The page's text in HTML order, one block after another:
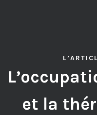
et la